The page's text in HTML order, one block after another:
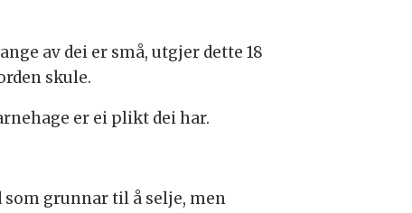
av dei er små, utgjer dette 18
skule.
er ei plikt dei har.
grunnar til å selje, men